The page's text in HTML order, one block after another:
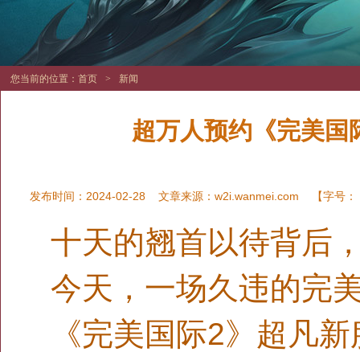
您当前的位置： 首页 > 新闻
超万人预约《完美国
发布时间：2024-02-28 文章来源： w2i.wanmei.com 【字号：
十天的翘首以待背后
今天，一场久违的完
《完美国际2》超凡